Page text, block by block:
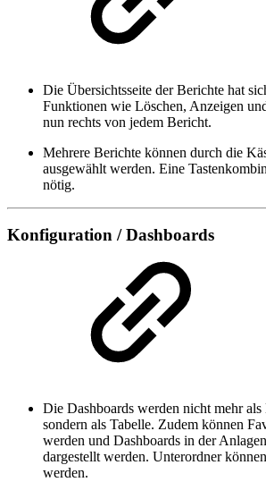
Die Übersichtsseite der Berichte hat
Funktionen wie Löschen, Anzeigen
nun rechts von jedem Bericht.
Mehrere Berichte können durch die
ausgewählt werden. Eine
nötig.
Konfiguration / Dashboards
Die Dashboards werden nicht mehr
sondern als Tabelle. Zudem können
werden und Dashboards in der
dargestellt werden. Unterordner
werden.